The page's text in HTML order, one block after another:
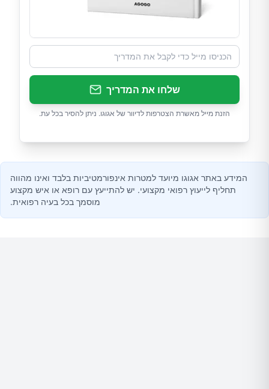
שלחו את המדריך
הזנת מייל מאשרת הצטרפות לדיוור של אגוגו. ניתן להסיר בכל עת.
המידע באתר אגוגו מיועד למטרות אינפורמטיביות בלבד ואינו מהווה
תחליף לייעוץ רפואי מקצועי. יש להתייעץ עם רופא או איש מקצוע
מוסמך בכל בעיה רפואית.